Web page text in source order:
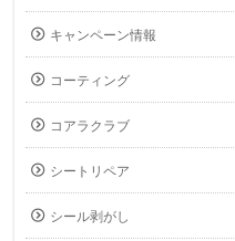
キャンペーン情報
コーティング
コアラクラブ
シートリペア
シール剥がし